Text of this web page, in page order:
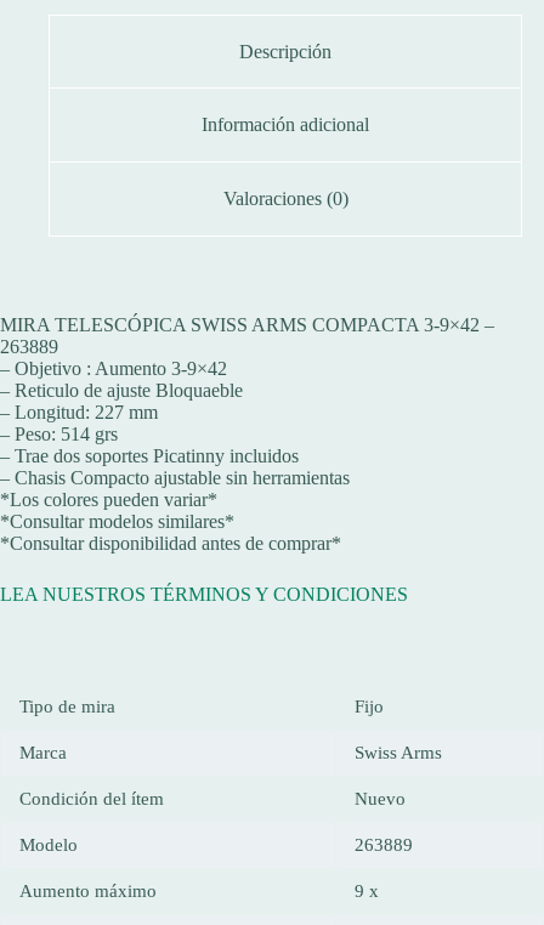
263889
Descripción
Información adicional
Valoraciones (0)
MIRA TELESCÓPICA SWISS ARMS COMPACTA 3-9×42 –
263889
– Objetivo : Aumento 3-9×42
– Reticulo de ajuste Bloquaeble
– Longitud: 227 mm
– Peso: 514 grs
– Trae dos soportes Picatinny incluidos
– Chasis Compacto ajustable sin herramientas
*Los colores pueden variar*
*Consultar modelos similares*
*Consultar disponibilidad antes de comprar*
LEA NUESTROS TÉRMINOS Y CONDICIONES
Tipo de mira Fijo
Marca Swiss Arms
Condición del ítem Nuevo
Modelo 263889
Aumento máximo 9 x